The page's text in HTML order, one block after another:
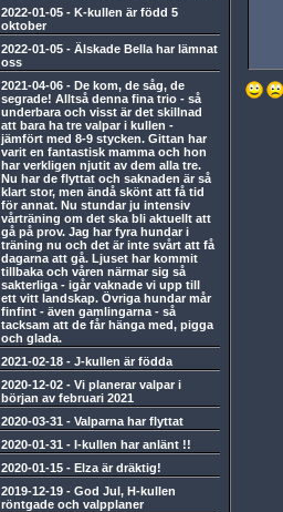
2022-01-05 - K-kullen är född 5
oktober
2022-01-05 - Älskade Bella har lämnat
oss
2021-04-06 - De kom, de såg, de
segrade! Alltså denna fina trio - så
underbara och visst är det skillnad
att bara ha tre valpar i kullen -
jämfört med 8-9 stycken. Gittan har
varit en fantastisk mamma och hon
har verkligen njutit av dem alla tre.
Nu har de flyttat och saknaden är så
klart stor, men ändå skönt att få tid
för annat. Nu stundar ju intensiv
vårträning om det ska bli aktuellt att
gå på prov. Jag har fyra hundar i
träning nu och det är inte svårt att få
dagarna att gå. Ljuset har kommit
tillbaka och våren närmar sig så
sakterliga - igår vaknade vi upp till
ett vitt landskap. Övriga hundar mår
finfint - även gamlingarna - så
tacksam att de får hänga med, pigga
och glada.
2021-02-18 - J-kullen är födda
2020-12-02 - Vi planerar valpar i
början av februari 2021
2020-03-31 - Valparna har flyttat
2020-01-31 - I-kullen har anlänt !!
2020-01-15 - Elza är dräktig!
2019-12-19 - God Jul, H-kullen
röntgade och valpplaner